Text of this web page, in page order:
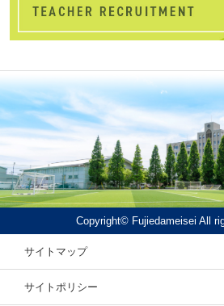
Copyright© Fujiedameisei All
サイトマップ
サイトポリシー